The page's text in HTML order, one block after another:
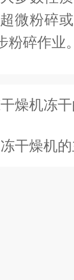
微粉碎
粉碎作业
机冻干的
干燥机的主